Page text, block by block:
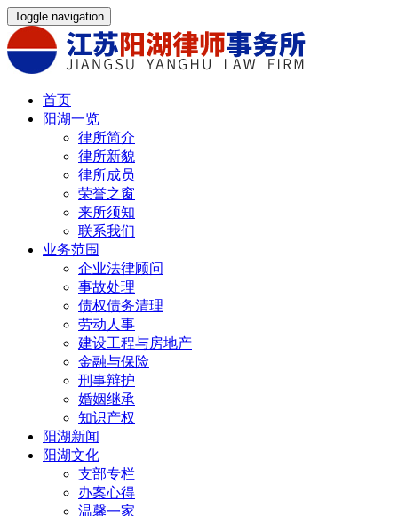
Toggle navigation
首页
阳湖一览
律所简介
律所新貌
律所成员
荣誉之窗
来所须知
联系我们
业务范围
企业法律顾问
事故处理
债权债务清理
劳动人事
建设工程与房地产
金融与保险
刑事辩护
婚姻继承
知识产权
阳湖新闻
阳湖文化
支部专栏
办案心得
温馨一家